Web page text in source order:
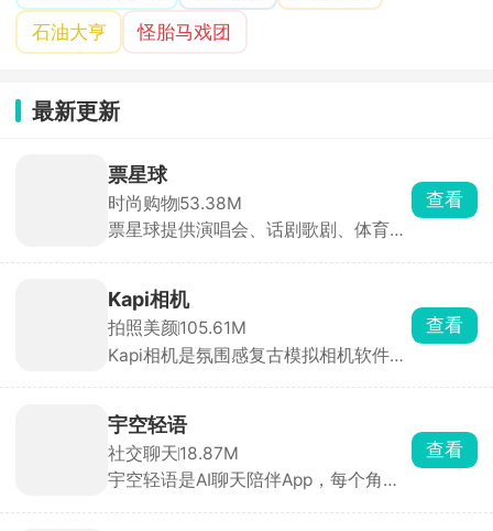
石油大亨
怪胎马戏团
最新更新
票星球
时尚购物53.38M
票星球提供演唱会、话剧歌剧、体育赛
并根据自己的需求进行预订，省去了在
现场排队等待选座的麻烦。对于还未开
始售票的活动，用户可以设置抢票提
醒，确保准时开始抢票，不错过任何一
时，用户可以在家就能拿到门票，并在
订单中随时查看配送进度。所有门票均
经过官方授权，保证是正品，让用户放
心购票。
查看
Kapi相机
拍照美颜105.61M
Kapi相机是氛围感复古模拟相机软件，
古的拍摄感受。提供多种复古风格的滤
镜和特效，如Kodak 200、Fuji-X、
Nokia、POLA等30+款滤镜，满足用户
多样化的复古创作需求。用户在拍摄前
查看
宇空轻语
社交聊天18.87M
宇空轻语是AI聊天陪伴App，每个角色
查看